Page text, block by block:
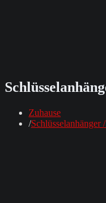
Zuhause
Schlüsselanhänger